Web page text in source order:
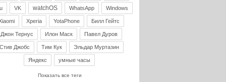
VK watchOS WhatsApp Windows
Xperia YotaPhone Билл Гейтс
Джон Тернус Илон Маск Павел Дуров
Джобс Тим Кук Эльдар Муртазин
Яндекс умные часы
Показать все теги